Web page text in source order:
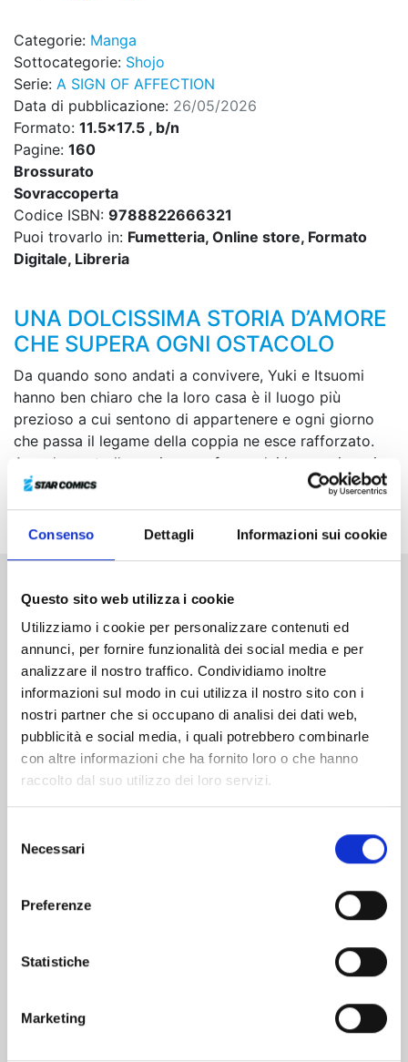
Consenso Dettagli Informazioni sui cookie
Questo sito web utilizza i cookie
Utilizziamo i cookie per personalizzare contenuti ed
annunci, per fornire funzionalità dei social media e per
analizzare il nostro traffico. Condividiamo inoltre
informazioni sul modo in cui utilizza il nostro sito con i
nostri partner che si occupano di analisi dei dati web,
pubblicità e social media, i quali potrebbero combinarle
con altre informazioni che ha fornito loro o che hanno
raccolto dal suo utilizzo dei loro servizi.
delNecessari
Preferenze
Statistiche
Marketing
Categorie: Manga
Sottocategorie: Shojo
Serie: A SIGN OF AFFECTION
Data di pubblicazione: 26/05/2026
Formato: 11.5x17.5 , b/n
Pagine: 160
Brossurato
Sovraccoperta
Codice ISBN: 9788822666321
Puoi trovarlo in: Fumetteria, Online store, Formato
Digitale, Libreria
UNA DOLCISSIMA STORIA D’AMORE
CHE SUPERA OGNI OSTACOLO
Da quando sono andati a convivere, Yuki e Itsuomi
hanno ben chiaro che la loro casa è il luogo più
prezioso a cui sentono di appartenere e ogni giorno
che passa il legame della coppia ne esce rafforzato.
Avendo avuto l’ennesima conferma dei loro reciproci
sentimenti, i due si preparano a compiere un ulteriore
passo avanti...
Altri volumi della serie